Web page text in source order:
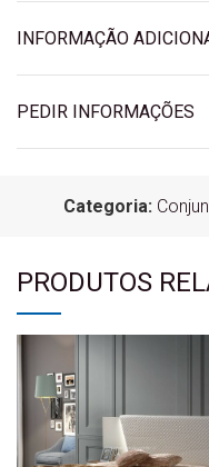
INFORMAÇÃO
PEDIR INFORMAÇÕES
Categoria:
PRODUTOS